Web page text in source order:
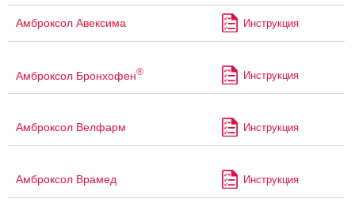
Амброксол Авексима Инструкция
Амброксол Бронхофен® Инструкция
Амброксол Велфарм Инструкция
Амброксол Врамед Инструкция